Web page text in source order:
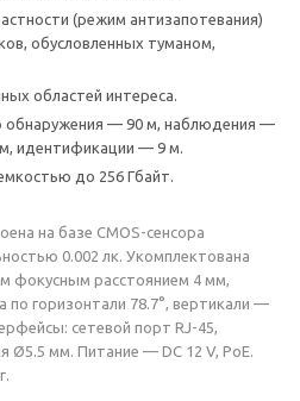
(режим антизапотевания)
обусловленных туманом,
областей интереса.
обнаружения — 90 м, наблюдения —
идентификации — 9 м.
до 256 Гбайт.
на базе CMOS-сенсора
0.002 лк. Укомплектована
фокусным расстоянием 4 мм,
по горизонтали 78.7°, вертикали —
сетевой порт RJ-45,
Ø5.5 мм. Питание — DC 12 V, PoE.